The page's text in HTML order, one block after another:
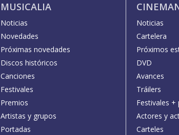
MUSICALIA
Noticias
Novedades
Próximas novedades
Discos históricos
Canciones
Festivales
Premios
Artistas y grupos
Portadas
Noticias
Cartelera
Próximos
DVD
Avances
Tráilers
Festivales +
Actores y
Carteles